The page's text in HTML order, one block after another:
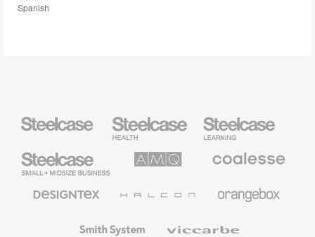
Spanish
Health
Furniture
Education
Furniture
Small
Business
Solutions
Premium
Textiles
System